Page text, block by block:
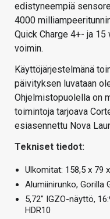
edistyneempiä
4000
Quick Charge 4+- ja
voimin.
Käyttöjärjestelmänä
päivityksen luvataan
Ohjelmistopuolella on
toimintoja tarjoava
esiasennettu Nova
Tekniset tiedot:
Ulkomitat: 158,5 x 79
Alumiinirunko, Gorilla
5,72″ IGZO-näyttö,
HDR10